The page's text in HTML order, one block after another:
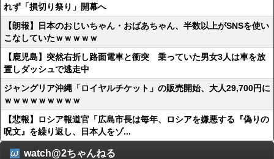
れず「損切り祭り」開幕へ
【朗報】日本のおじいちゃん・おばあちゃん、半数以上がSNSを使い
こなしていたｗｗｗｗｗ
【鹿児島】突然右折し路面電車と衝突 乗っていた男女3人は車を放
置しダッシュで逃走中
ジャングリア沖縄「ロイヤルチケット」の販売開始、大人29,700円に
ｗｗｗｗｗｗｗｗｗ
【悲報】ロシア報道官「広島市長は毎年、ロシアを嫌悪する『偽りの
呪文』を繰り返し、日本人をゾ...
watch@2ちゃんねる